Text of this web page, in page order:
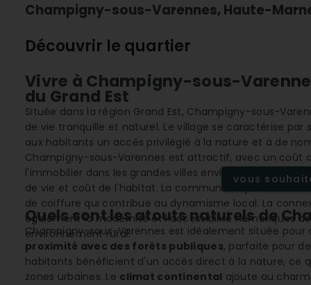
Champigny-sous-Varennes, Haute-
Découvrir le quartier
Vivre à Champigny-sous-
du Grand Est
Située dans la région Grand Est, Champigny-sous-
de vie tranquille et naturel. Le village se caractérise par
aux habitants un accès privilégié à la nature et à de
Champigny-sous-Varennes est attractif, avec un coût
l'immobilier dans les grandes villes environnantes, ce
de vie et coût de l'habitat. La commune dispose d'une
de coiffure qui contribue au dynamisme local. La
également la modernité et l'accessibilité numériques
environnement rural.
vous
Quels sont les atouts naturels de
Champigny-sous-Varennes est idéalement située
proximité avec des forêts publiques, parfaite pour
habitants bénéficient d'un accès direct à la nature, ce
zones urbaines. Le climat continental ajoute au